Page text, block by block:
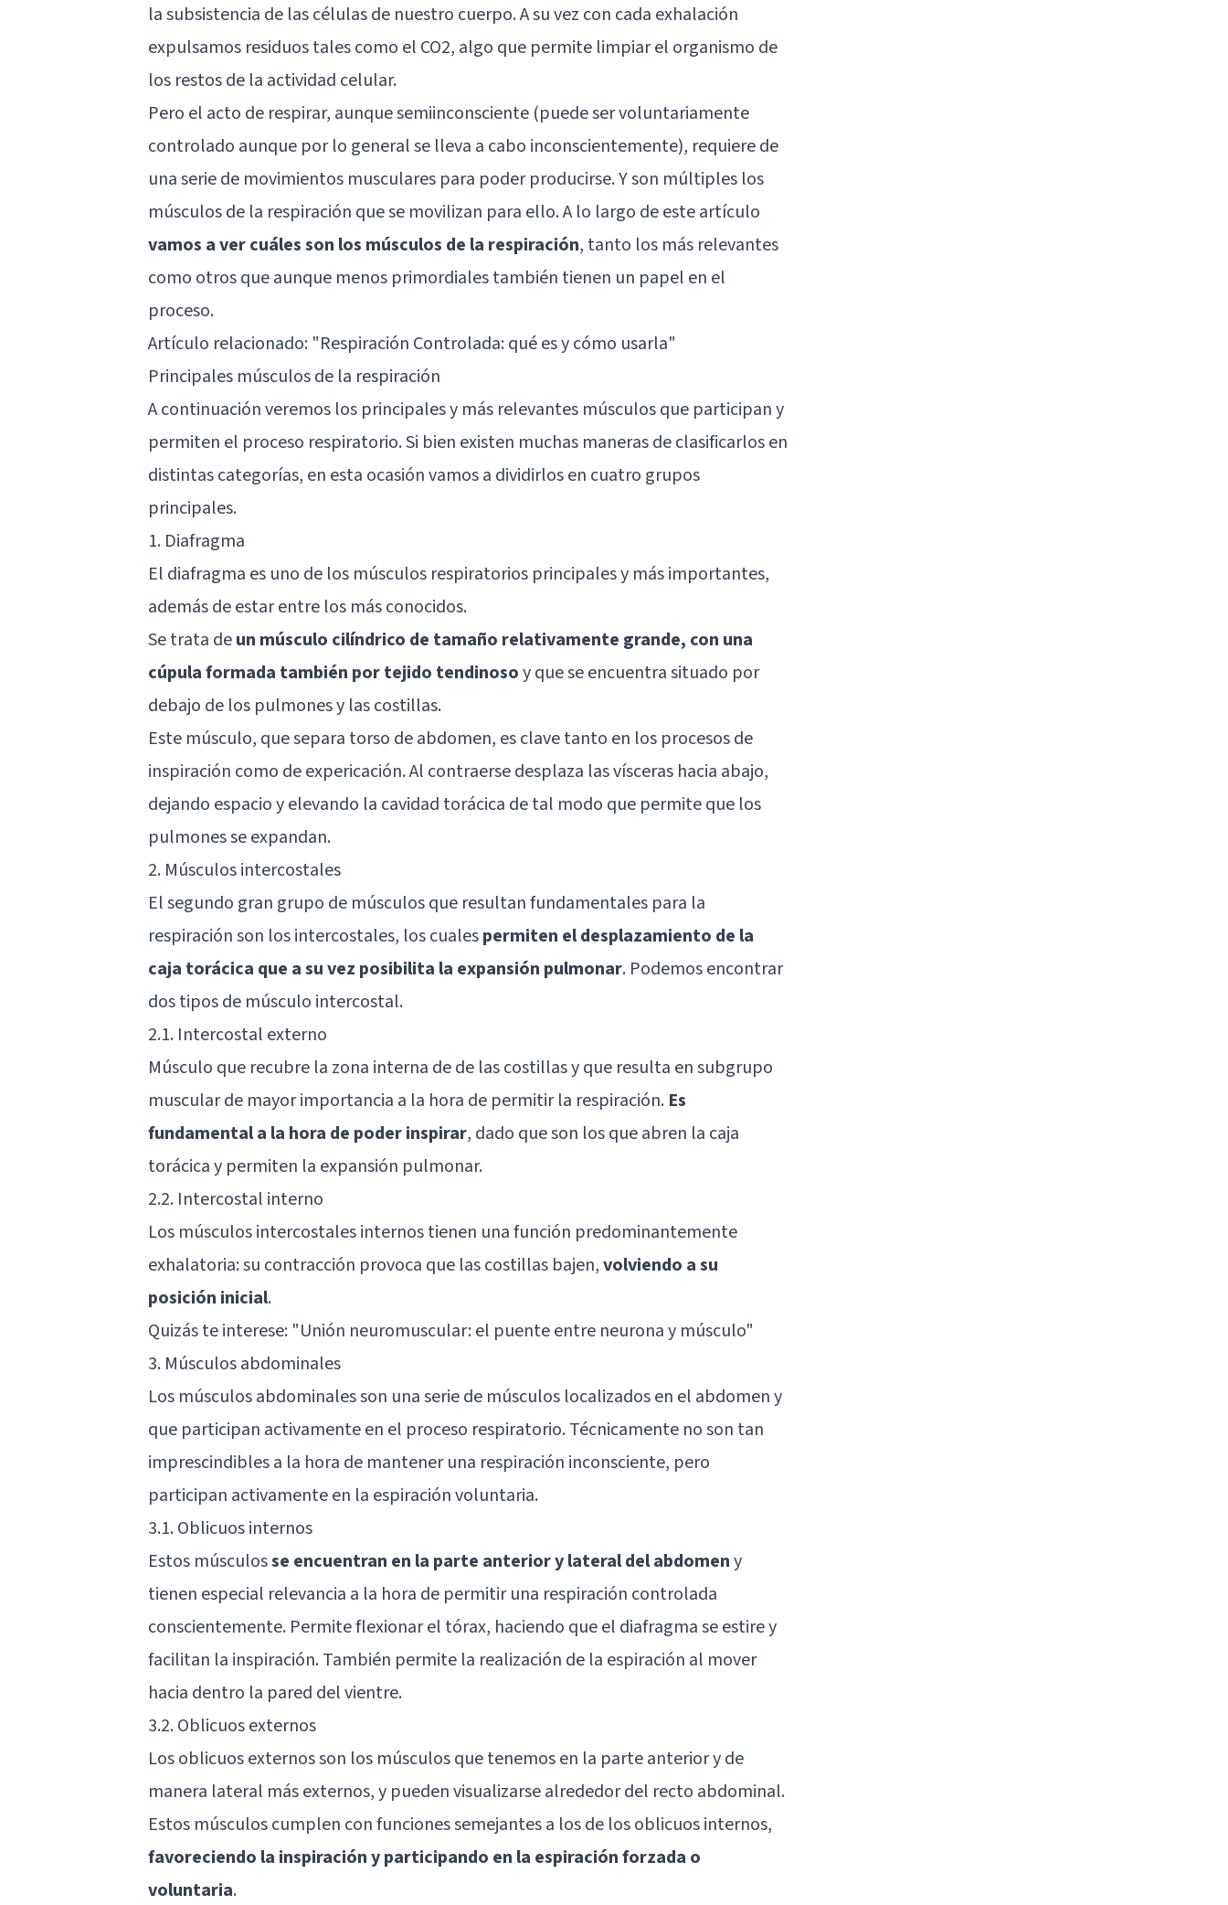
la subsistencia de las células de nuestro cuerpo. A su vez con cada exhalación
expulsamos residuos tales como el CO2, algo que permite limpiar el organismo de
los restos de la actividad celular.
Pero el acto de respirar, aunque semiinconsciente (puede ser voluntariamente
controlado aunque por lo general se lleva a cabo inconscientemente), requiere de
una serie de movimientos musculares para poder producirse. Y son múltiples los
músculos de la respiración que se movilizan para ello. A lo largo de este artículo
vamos a ver cuáles son los músculos de la respiración, tanto los más relevantes
como otros que aunque menos primordiales también tienen un papel en el
proceso.
Artículo relacionado: "Respiración Controlada: qué es y cómo usarla"
Principales músculos de la respiración
A continuación veremos los principales y más relevantes músculos que participan y
permiten el proceso respiratorio. Si bien existen muchas maneras de clasificarlos en
distintas categorías, en esta ocasión vamos a dividirlos en cuatro grupos
principales.
1. Diafragma
El diafragma es uno de los músculos respiratorios principales y más importantes,
además de estar entre los más conocidos.
Se trata deun músculo cilíndrico de tamaño relativamente grande, con una
cúpula formada también por tejido tendinosoy que se encuentra situado por
debajo de los pulmones y las costillas.
Este músculo, que separa torso de abdomen, es clave tanto en los procesos de
inspiración como de expericación. Al contraerse desplaza las vísceras hacia abajo,
dejando espacio y elevando la cavidad torácica de tal modo que permite que los
pulmones se expandan.
2. Músculos intercostales
El segundo gran grupo de músculos que resultan fundamentales para la
respiración son los intercostales, los cualespermiten el desplazamiento de la
caja torácica que a su vez posibilita la expansión pulmonar. Podemos encontrar
dos tipos de músculo intercostal.
2.1. Intercostal externo
Músculo que recubre la zona interna de de las costillas y que resulta en subgrupo
muscular de mayor importancia a la hora de permitir la respiración. Es
fundamental a la hora de poder inspirar, dado que son los que abren la caja
torácica y permiten la expansión pulmonar.
2.2. Intercostal interno
Los músculos intercostales internos tienen una función predominantemente
exhalatoria: su contracción provoca que las costillas bajen,volviendo a su
posición inicial.
Quizás te interese: "Unión neuromuscular: el puente entre neurona y músculo"
3. Músculos abdominales
Los músculos abdominales son una serie de músculos localizados en el abdomen y
que participan activamente en el proceso respiratorio. Técnicamente no son tan
imprescindibles a la hora de mantener una respiración inconsciente, pero
participan activamente en la espiración voluntaria.
3.1. Oblicuos internos
Estos músculosse encuentran en la parte anterior y lateral del abdomeny
tienen especial relevancia a la hora de permitir una respiración controlada
conscientemente. Permite flexionar el tórax, haciendo que el diafragma se estire y
facilitan la inspiración. También permite la realización de la espiración al mover
hacia dentro la pared del vientre.
3.2. Oblicuos externos
Los oblicuos externos son los músculos que tenemos en la parte anterior y de
manera lateral más externos, y pueden visualizarse alrededor del recto abdominal.
Estos músculos cumplen con funciones semejantes a los de los oblicuos internos,
favoreciendo la inspiración y participando en la espiración forzada o
voluntaria.